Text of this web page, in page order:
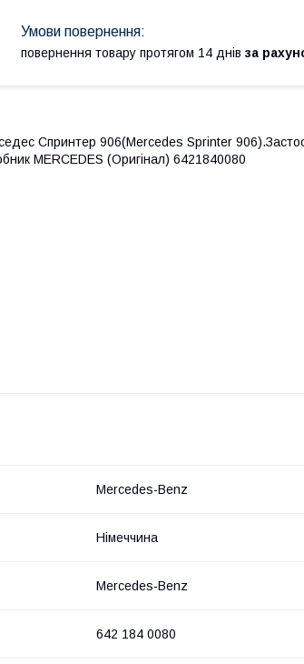
повернення товару протягом 14 днів за
Спринтер 906(Mercedes Sprinter
MERCEDES (Оригінал) 6421840080
Mercedes-Benz
Німеччина
Mercedes-Benz
642 184 0080